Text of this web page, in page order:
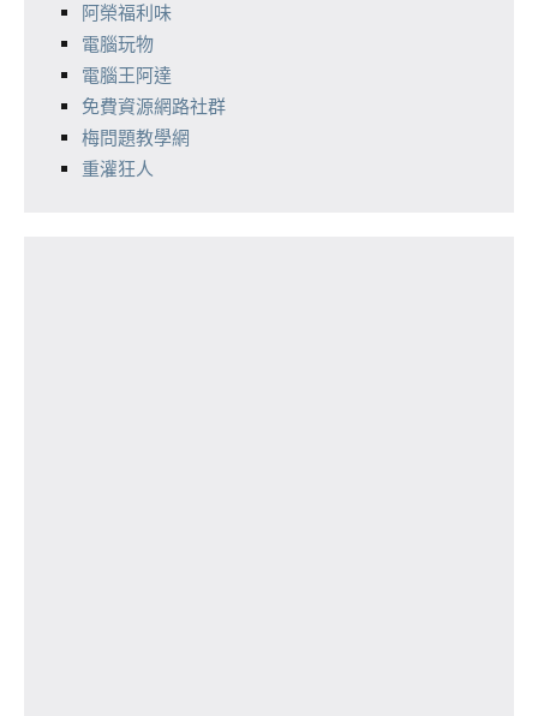
阿榮福利味
電腦玩物
電腦王阿達
免費資源網路社群
梅問題教學網
重灌狂人